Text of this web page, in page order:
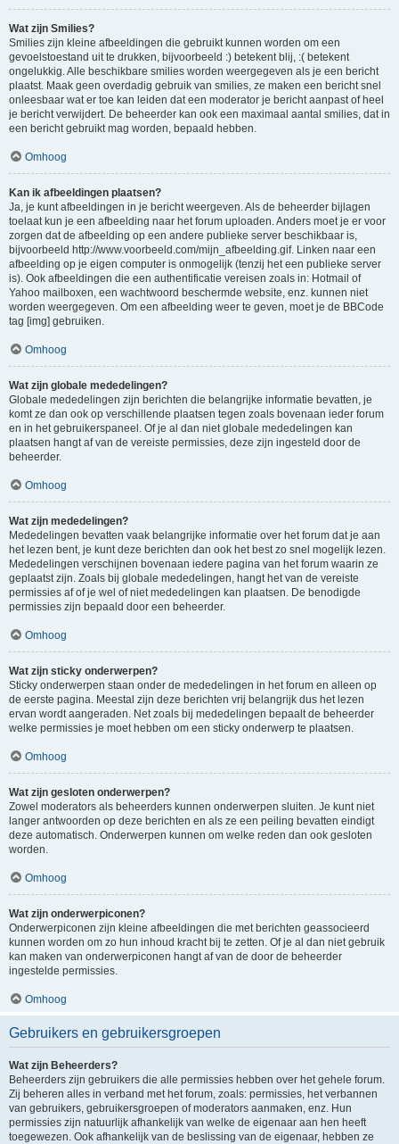
Wat zijn Smilies?
Smilies zijn kleine afbeeldingen die gebruikt kunnen worden om een
gevoelstoestand uit te drukken, bijvoorbeeld :) betekent blij, :( betekent
ongelukkig. Alle beschikbare smilies worden weergegeven als je een bericht
plaatst. Maak geen overdadig gebruik van smilies, ze maken een bericht snel
onleesbaar wat er toe kan leiden dat een moderator je bericht aanpast of heel
je bericht verwijdert. De beheerder kan ook een maximaal aantal smilies, dat in
een bericht gebruikt mag worden, bepaald hebben.
Omhoog
Kan ik afbeeldingen plaatsen?
Ja, je kunt afbeeldingen in je bericht weergeven. Als de beheerder bijlagen
toelaat kun je een afbeelding naar het forum uploaden. Anders moet je er voor
zorgen dat de afbeelding op een andere publieke server beschikbaar is,
bijvoorbeeld http://www.voorbeeld.com/mijn_afbeelding.gif. Linken naar een
afbeelding op je eigen computer is onmogelijk (tenzij het een publieke server
is). Ook afbeeldingen die een authentificatie vereisen zoals in: Hotmail of
Yahoo mailboxen, een wachtwoord beschermde website, enz. kunnen niet
worden weergegeven. Om een afbeelding weer te geven, moet je de BBCode
tag [img] gebruiken.
Omhoog
Wat zijn globale mededelingen?
Globale mededelingen zijn berichten die belangrijke informatie bevatten, je
komt ze dan ook op verschillende plaatsen tegen zoals bovenaan ieder forum
en in het gebruikerspaneel. Of je al dan niet globale mededelingen kan
plaatsen hangt af van de vereiste permissies, deze zijn ingesteld door de
beheerder.
Omhoog
Wat zijn mededelingen?
Mededelingen bevatten vaak belangrijke informatie over het forum dat je aan
het lezen bent, je kunt deze berichten dan ook het best zo snel mogelijk lezen.
Mededelingen verschijnen bovenaan iedere pagina van het forum waarin ze
geplaatst zijn. Zoals bij globale mededelingen, hangt het van de vereiste
permissies af of je wel of niet mededelingen kan plaatsen. De benodigde
permissies zijn bepaald door een beheerder.
Omhoog
Wat zijn sticky onderwerpen?
Sticky onderwerpen staan onder de mededelingen in het forum en alleen op
de eerste pagina. Meestal zijn deze berichten vrij belangrijk dus het lezen
ervan wordt aangeraden. Net zoals bij mededelingen bepaalt de beheerder
welke permissies je moet hebben om een sticky onderwerp te plaatsen.
Omhoog
Wat zijn gesloten onderwerpen?
Zowel moderators als beheerders kunnen onderwerpen sluiten. Je kunt niet
langer antwoorden op deze berichten en als ze een peiling bevatten eindigt
deze automatisch. Onderwerpen kunnen om welke reden dan ook gesloten
worden.
Omhoog
Wat zijn onderwerpiconen?
Onderwerpiconen zijn kleine afbeeldingen die met berichten geassocieerd
kunnen worden om zo hun inhoud kracht bij te zetten. Of je al dan niet gebruik
kan maken van onderwerpiconen hangt af van de door de beheerder
ingestelde permissies.
Omhoog
Gebruikers en gebruikersgroepen
Wat zijn Beheerders?
Beheerders zijn gebruikers die alle permissies hebben over het gehele forum.
Zij beheren alles in verband met het forum, zoals: permissies, het verbannen
van gebruikers, gebruikersgroepen of moderators aanmaken, enz. Hun
permissies zijn natuurlijk afhankelijk van welke de eigenaar aan hen heeft
toegewezen. Ook afhankelijk van de beslissing van de eigenaar, hebben ze